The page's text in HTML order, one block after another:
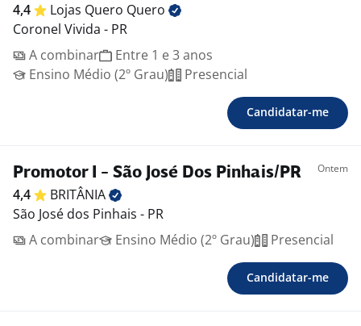
4,4 Lojas Quero Quero
Coronel Vivida - PR
A combinar
Entre 1 e 3 anos
Ensino Médio (2º Grau)
Presencial
Candidatar-me
Promotor I - São José Dos Pinhais/PR Ontem
4,4
BRITÂNIA
São José dos Pinhais - PR
A combinar
Ensino Médio (2º Grau) Presencial
Candidatar-me